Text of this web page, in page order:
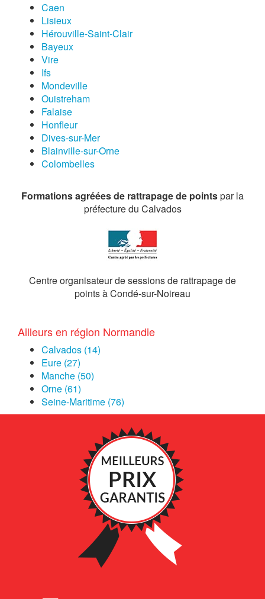
Caen
Lisieux
Hérouville-Saint-Clair
Bayeux
Vire
Ifs
Mondeville
Ouistreham
Falaise
Honfleur
Dives-sur-Mer
Blainville-sur-Orne
Colombelles
Formations agréées de rattrapage de pointspar la
préfecture du Calvados
Centre organisateur de sessions de rattrapage de
points à Condé-sur-Noireau
Ailleurs en région Normandie
Calvados (14)
Eure (27)
Manche (50)
Orne (61)
Seine-Maritime (76)